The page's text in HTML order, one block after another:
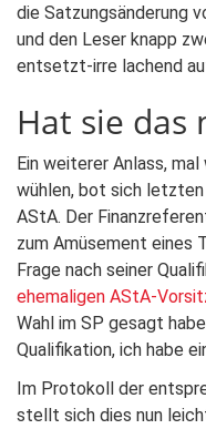
die Satzungsänderung
und den Leser knapp
entsetzt-irre lachend
Hat sie das
Ein weiterer Anlass,
wühlen, bot sich
AStA. Der
zum Amüsement eines
Frage nach seiner
ehemaligen AStA-
Wahl im SP gesagt
Qualifikation, ich habe
Im Protokoll der
stellt sich dies nun